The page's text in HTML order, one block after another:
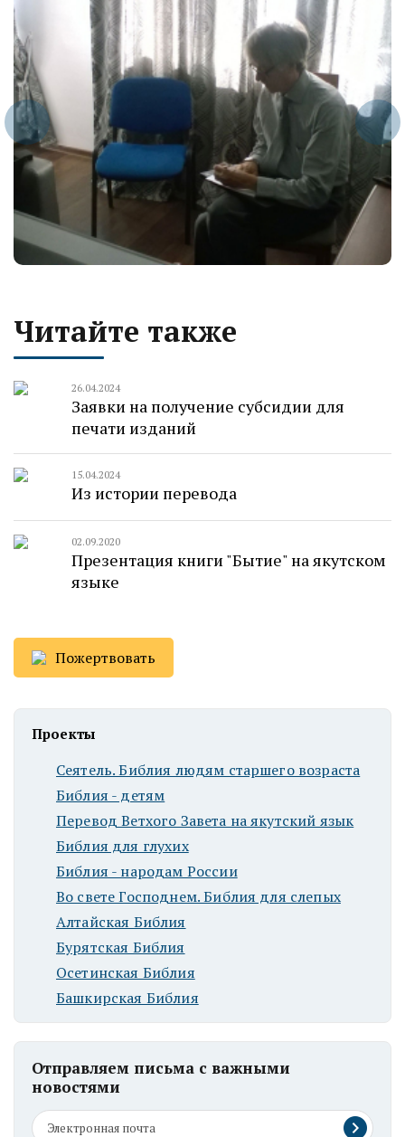
Читайте также
26.04.2024
Заявки на получение субсидии для
печати изданий
15.04.2024
Из истории перевода
02.09.2020
Презентация книги "Бытие" на якутском
языке
Пожертвовать
Проекты
Сеятель. Библия людям старшего возраста
Библия - детям
Перевод Ветхого Завета на якутский язык
Библия для глухих
Библия - народам России
Во свете Господнем. Библия для слепых
Алтайская Библия
Бурятская Библия
Осетинская Библия
Башкирская Библия
Отправляем письма с важными
новостями